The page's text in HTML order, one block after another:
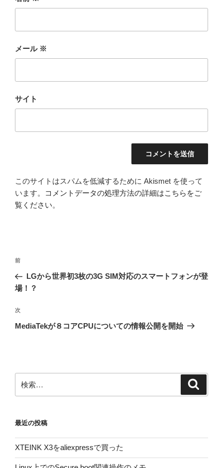
メール ※
サイト
このサイトはスパムを低減するために Akismet を使って
います。
コメントデータの処理方法の詳細はこちらをご
覧ください。
投
ナ
ゲ
ー
前
の
投
前
LGから世界初3枚の3G SIM対応のスマートフォンが登
場！？
次
の
次
MediaTekが８コアCPUについての情報公開を開始
索:
最近の投稿
XTEINK X3をaliexpressで買った